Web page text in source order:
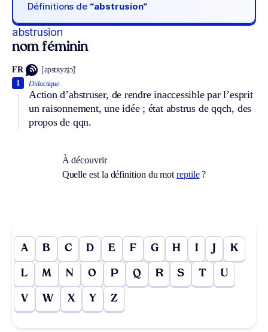
Définitions de “abstrusion“
abstrusion
nom féminin
FR [apstʀyzjɔ̃]
Didactique.
Action d’abstruser, de rendre inaccessible par l’esprit
un raisonnement, une idée ; état abstrus de qqch, des
propos de qqn.
1
À découvrir
Quelle est la définition du motreptile?
A B C D E F G H I J K
L M N O P Q R S T U
V W X Y Z